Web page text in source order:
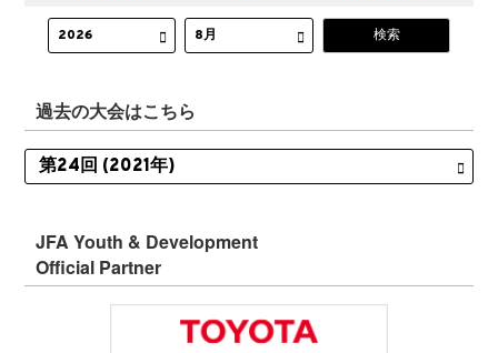
過去の大会はこちら
JFA Youth & Development
Official Partner